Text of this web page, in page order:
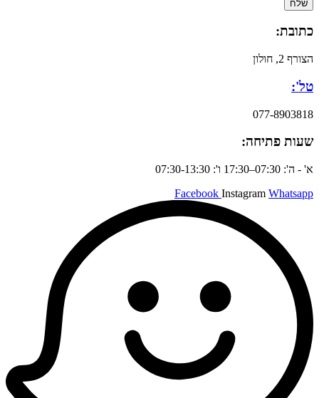
שלח
כתובת:
הצורף 2, חולון
טל':
077-8903818
שעות פתיחה:
א' - ה': 07:30–17:30 ו': 07:30-13:30
Facebook Instagram Whatsapp